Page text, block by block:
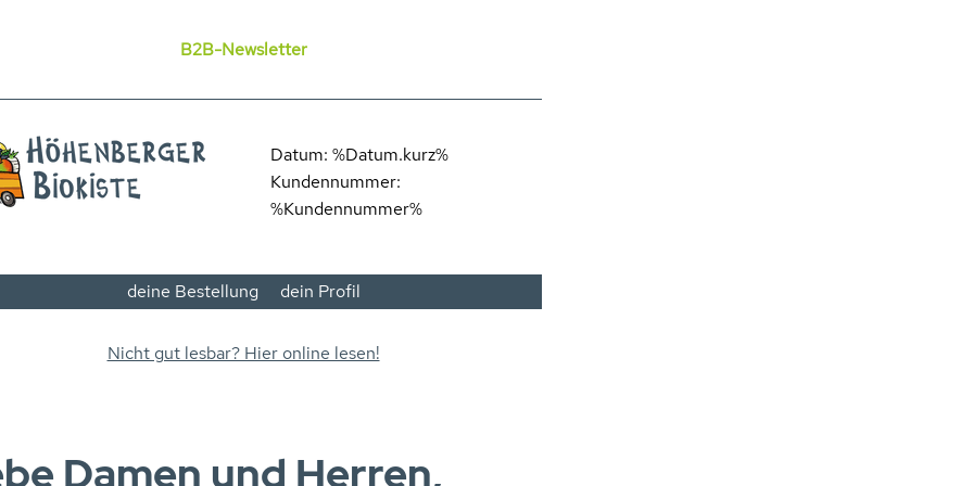
B2B-Newsletter
Datum: %Datum.kurz%
Kundennummer:
%Kundennummer%
deine Bestellung dein Profil
Nicht gut lesbar? Hier online lesen!
Damen und Herren,